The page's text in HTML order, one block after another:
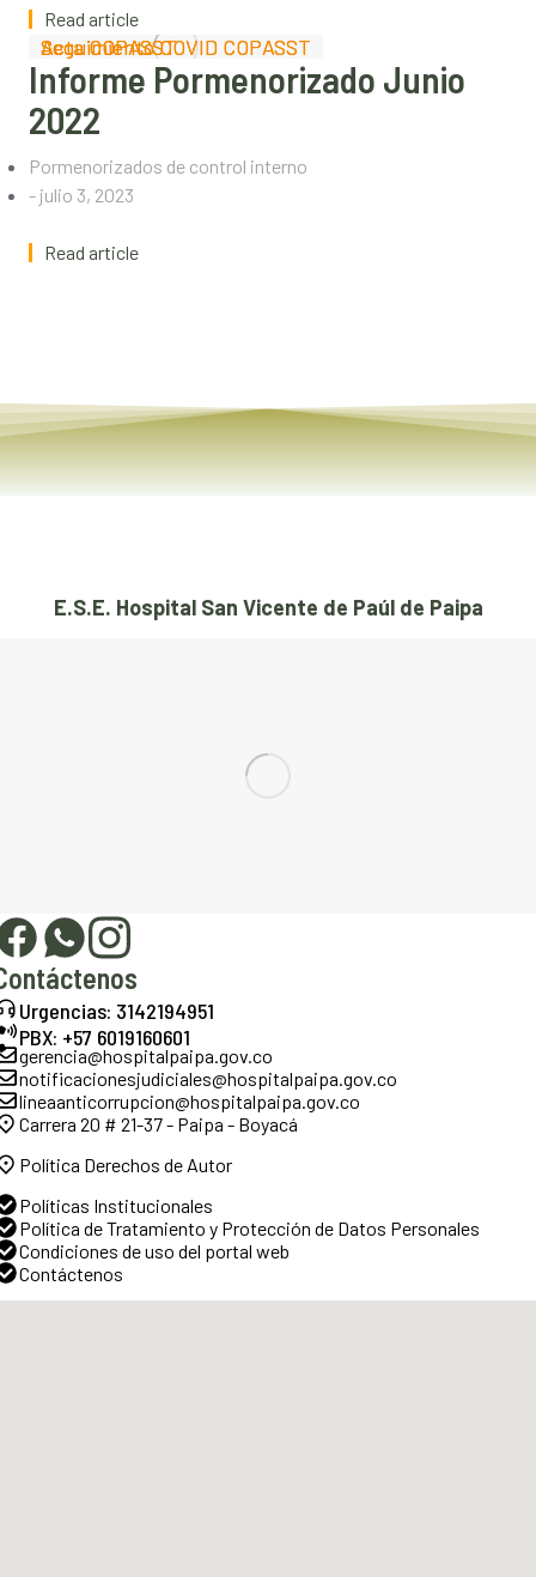
Read article
Acta COPASST
Seguimiento COVID COPASST
Acta COPASST
Seguimiento COVID COPASST
Informe Pormenorizado Junio
2022
Pormenorizados de control interno
- julio 3, 2023
Read article
E.S.E. Hospital San Vicente de Paúl de Paipa
Urgencias: 3142194951
PBX: +57 6019160601
gerencia@hospitalpaipa.gov.co
notificacionesjudiciales@hospitalpaipa.gov.co
lineaanticorrupcion@hospitalpaipa.gov.co
Carrera 20 # 21-37 - Paipa - Boyacá
Política Derechos de Autor
Políticas Institucionales
Política de Tratamiento y Protección de Datos Personales
Condiciones de uso del portal web
Contáctenos